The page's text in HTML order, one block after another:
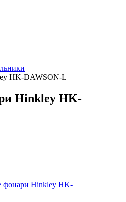
HK-DAWSON-L
Hinkley HK-